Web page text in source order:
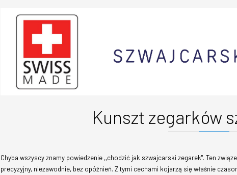
Kunszt zegarków
Chyba wszyscy znamy powiedzenie ,,chodzić jak szwajcarski zegarek". Ten
precyzyjny, niezawodnie, bez opóźnień. Z tymi cechami kojarzą się właśnie